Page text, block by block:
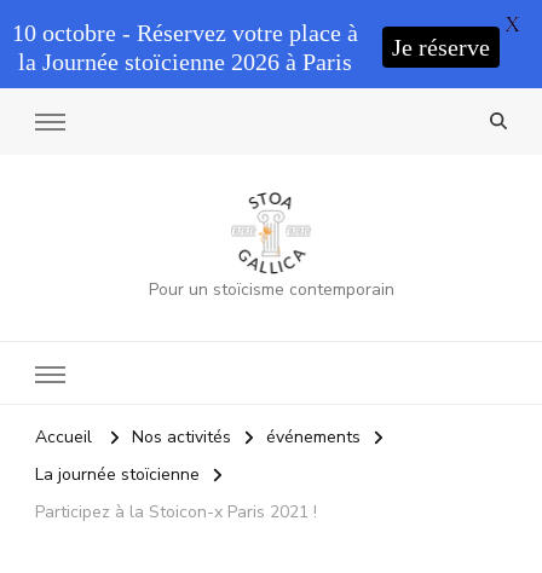
Pour un stoïcisme contemporain
Accueil Nos activités
événements
La journée stoïcienne
Participez à la Stoicon-x Paris 2021 !
10 octobre - Réservez votre place à
la Journée stoïcienne 2026 à Paris
Je réserve
X